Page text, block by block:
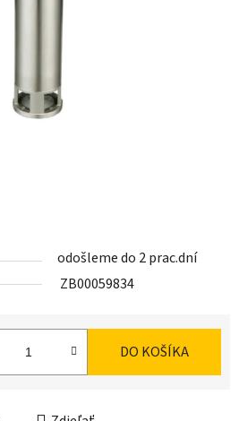
odošleme do 2 prac.dní
ZB00059834
DO KOŠÍKA